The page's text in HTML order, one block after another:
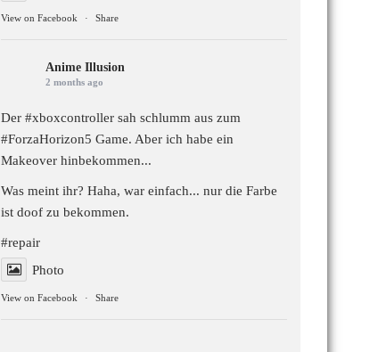
View on Facebook · Share
Anime Illusion
2 months ago
Der #xboxcontroller sah schlumm aus zum
#ForzaHorizon5 Game. Aber ich habe ein
Makeover hinbekommen...
Was meint ihr? Haha, war einfach... nur die Farbe
ist doof zu bekommen.
#repair
Photo
View on Facebook · Share